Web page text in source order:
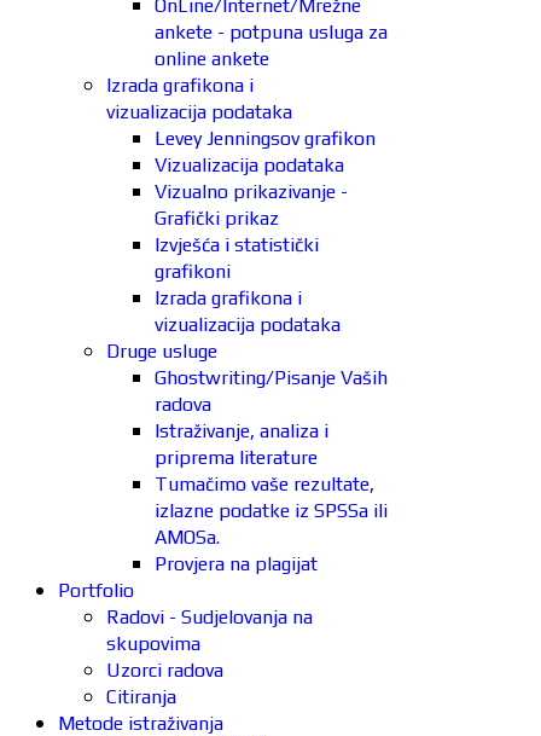
OnLine/Internet/Mrežne
ankete - potpuna usluga za
online ankete
Izrada grafikona i
vizualizacija podataka
Levey Jenningsov grafikon
Vizualizacija podataka
Vizualno prikazivanje -
Grafički prikaz
Izvješća i statistički
grafikoni
Izrada grafikona i
vizualizacija podataka
Druge usluge
Ghostwriting/Pisanje Vaših
radova
Istraživanje, analiza i
priprema literature
Tumačimo vaše rezultate,
izlazne podatke iz SPSSa ili
AMOSa.
Provjera na plagijat
Portfolio
Radovi - Sudjelovanja na
skupovima
Uzorci radova
Citiranja
Metode istraživanja